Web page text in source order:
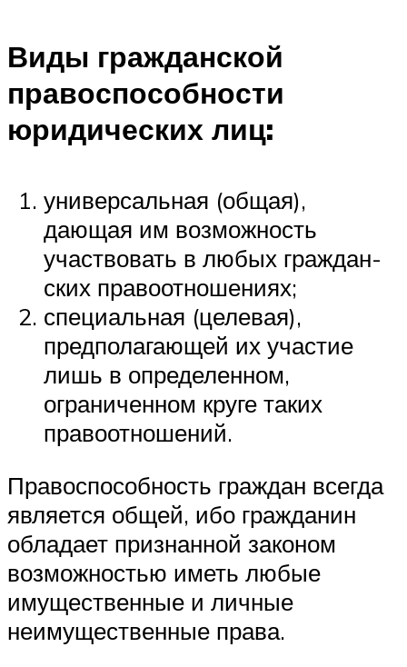
Виды гражданской
правоспособности
юридических лиц:
универсаль­ная (общая),
дающая им возможность
участвовать в любых граждан­
ских правоотношениях;
специальная (целевая),
предполагающей их участие
лишь в определенном,
ограниченном круге таких
правоот­ношений.
Правоспособность граждан всегда
является общей, ибо гра­жданин
обладает признанной законом
возможностью иметь любые
имущественные и личные
неимущественные права.